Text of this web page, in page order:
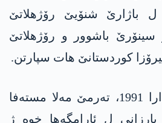
باژارێ شنۆیێ رۆژھلاتێ
باشوور و رۆژھلاتێ
کوردستانێ ھات سپارتن.
* پشتی راپەرینا ئادارا 1991، تەرمێ مەلا مستەفا
ل ئارامگەها خوە ژ